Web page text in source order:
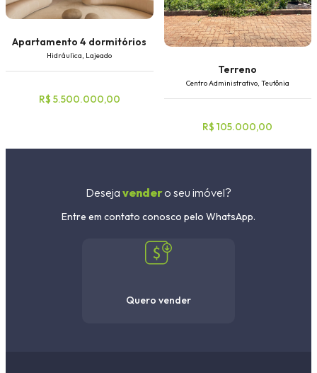
Apartamento 4 dormitórios
Hidráulica, Lajeado
R$ 5.500.000,00
Terreno
Centro Administrativo, Teutônia
R$ 105.000,00
Deseja vendero seu imóvel?
Entre em contato conosco pelo WhatsApp.
Quero vender